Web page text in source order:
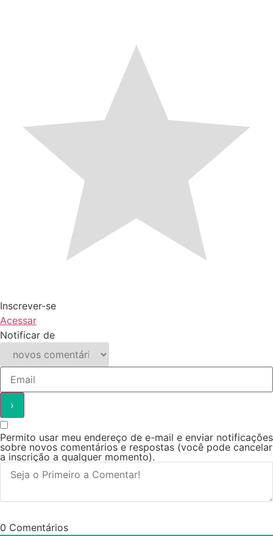
Inscrever-se
Acessar
Notificar de
Permito usar meu endereço de e-mail e enviar notificações
sobre novos comentários e respostas (você pode cancelar
a inscrição a qualquer momento).
0 Comentários